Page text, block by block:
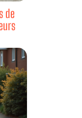
de